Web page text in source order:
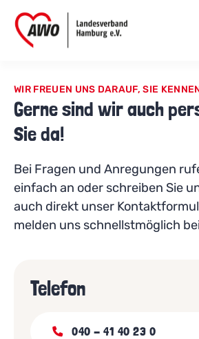
WIR FREUEN UNS DARAUF, SIE
Gerne sind wir auch
Sie da!
Bei Fragen und Anregungen
einfach an oder schreiben Sie
auch direkt unser
melden uns schnellstmöglich
Telefon
040 - 41 40 23 0